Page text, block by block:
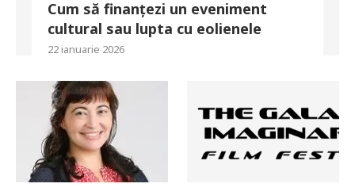
Cum să finanțezi un eveniment
cultural sau lupta cu eolienele
22 ianuarie 2026